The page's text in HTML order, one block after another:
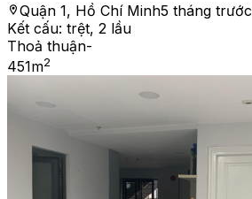
Quận 1, Hồ Chí Minh5 tháng trước
Kết cấu: trệt, 2 lầu
Thoả thuận-
451m2